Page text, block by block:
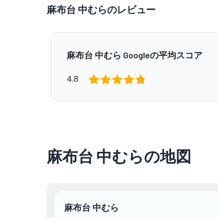
麻布台 中むらのレビュー
麻布台 中むら Googleの平均スコア
4.8
麻布台 中むらの地図
麻布台 中むら